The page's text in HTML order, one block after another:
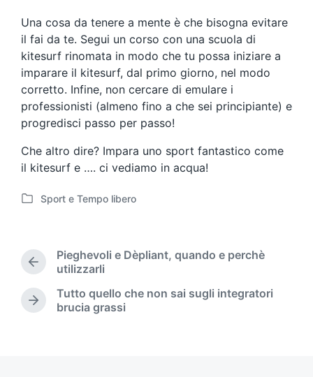
Una cosa da tenere a mente è che bisogna evitare
il fai da te. Segui un corso con una scuola di
kitesurf rinomata in modo che tu possa iniziare a
imparare il kitesurf, dal primo giorno, nel modo
corretto. Infine, non cercare di emulare i
professionisti (almeno fino a che sei principiante) e
progredisci passo per passo!
Che altro dire? Impara uno sport fantastico come
il kitesurf e …. ci vediamo in acqua!
P
e
n
Sport e Tempo libero
P
e
v
Pieghevoli e Dèpliant, quando e perchè
utilizzarli
N
Tutto quello che non sai sugli integratori
brucia grassi